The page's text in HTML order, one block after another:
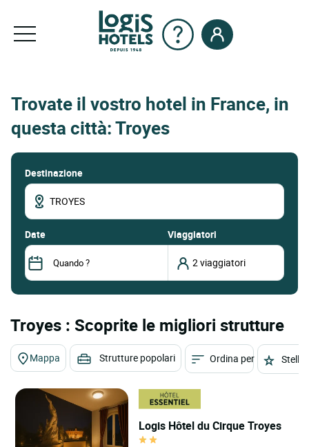
Trovate il vostro hotel in France, in
questa città: Troyes
Destinazione
date Viaggiatori
Troyes : Scoprite le migliori strutture
Mappa Strutture popolari Ordina per Stelle
Logis Hôtel du Cirque Troyes